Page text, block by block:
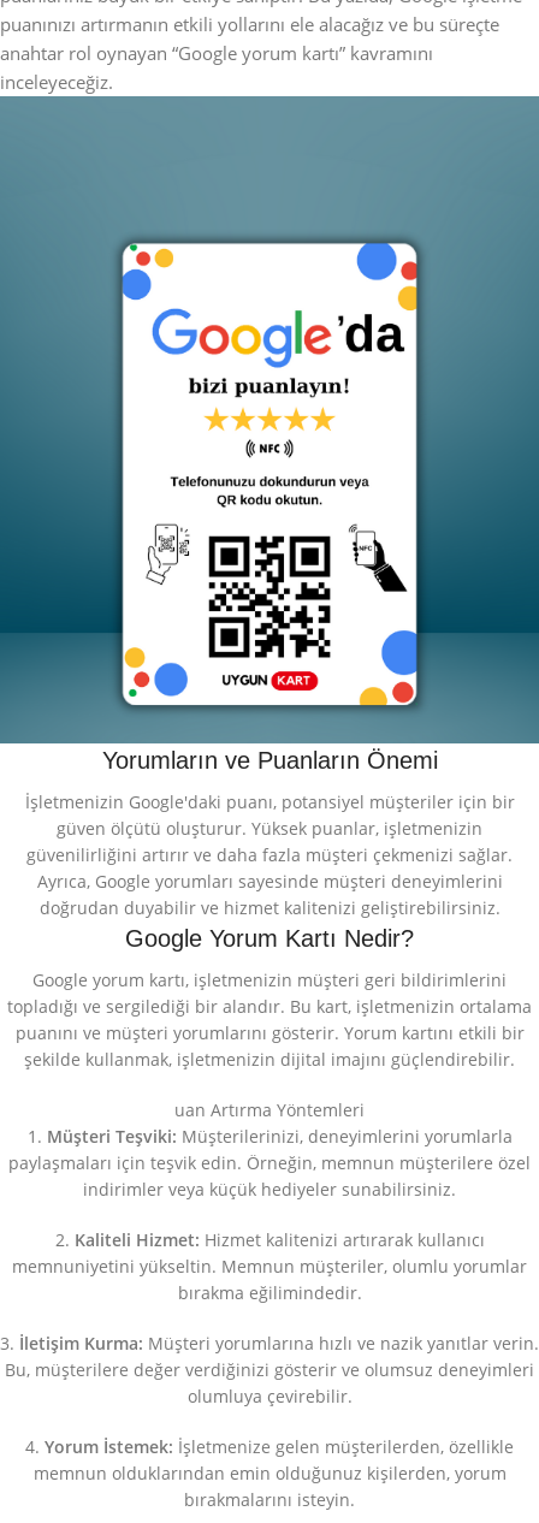
puanınızı artırmanın etkili yollarını ele alacağız ve bu süreçte
anahtar rol oynayan “Google yorum kartı” kavramını
inceleyeceğiz.
Yorumların ve Puanların Önemi
İşletmenizin Google'daki puanı, potansiyel müşteriler için bir
güven ölçütü oluşturur. Yüksek puanlar, işletmenizin
güvenilirliğini artırır ve daha fazla müşteri çekmenizi sağlar.
Ayrıca, Google yorumları sayesinde müşteri deneyimlerini
doğrudan duyabilir ve hizmet kalitenizi geliştirebilirsiniz.
Google Yorum Kartı Nedir?
Google yorum kartı, işletmenizin müşteri geri bildirimlerini
topladığı ve sergilediği bir alandır. Bu kart, işletmenizin ortalama
puanını ve müşteri yorumlarını gösterir. Yorum kartını etkili bir
şekilde kullanmak, işletmenizin dijital imajını güçlendirebilir.
uan Artırma Yöntemleri
1. Müşteri Teşviki: Müşterilerinizi, deneyimlerini yorumlarla
paylaşmaları için teşvik edin. Örneğin, memnun müşterilere özel
indirimler veya küçük hediyeler sunabilirsiniz.
2. Kaliteli Hizmet: Hizmet kalitenizi artırarak kullanıcı
memnuniyetini yükseltin. Memnun müşteriler, olumlu yorumlar
bırakma eğilimindedir.
3. İletişim Kurma: Müşteri yorumlarına hızlı ve nazik yanıtlar verin.
Bu, müşterilere değer verdiğinizi gösterir ve olumsuz deneyimleri
olumluya çevirebilir.
4. Yorum İstemek: İşletmenize gelen müşterilerden, özellikle
memnun olduklarından emin olduğunuz kişilerden, yorum
bırakmalarını isteyin.